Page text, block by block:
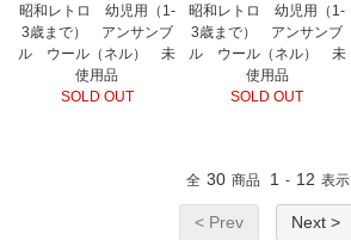
昭和レトロ 幼児用（1-
3歳まで） アンサンブ
ル ウール（ネル） 未
使用品
SOLD OUT
昭和レトロ 幼児用（1-
3歳まで） アンサンブ
ル ウール（ネル） 未
使用品
SOLD OUT
全 30 商品 1 - 12 表示
< Prev Next >